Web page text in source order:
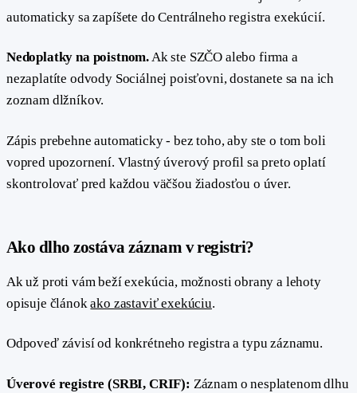
automaticky sa zapíšete do Centrálneho registra exekúcií.
Nedoplatky na poistnom.Ak ste SZČO alebo firma a
nezaplatíte odvody Sociálnej poisťovni, dostanete sa na ich
zoznam dlžníkov.
Zápis prebehne automaticky - bez toho, aby ste o tom boli
vopred upozornení. Vlastný úverový profil sa preto oplatí
skontrolovať pred každou väčšou žiadosťou o úver.
Ako dlho zostáva záznam v registri?
Ak už proti vám beží exekúcia, možnosti obrany a lehoty
opisuje článokako zastaviť exekúciu.
Odpoveď závisí od konkrétneho registra a typu záznamu.
Úverové registre (SRBI, CRIF): Záznam o nesplatenom dlhu